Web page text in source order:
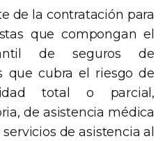
de la contratación para
que compongan el
de seguros de
que cubra el riesgo de
total o parcial,
de asistencia médica
de asistencia al